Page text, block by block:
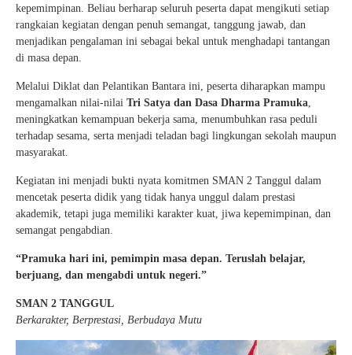
kepemimpinan. Beliau berharap seluruh peserta dapat mengikuti setiap
rangkaian kegiatan dengan penuh semangat, tanggung jawab, dan
menjadikan pengalaman ini sebagai bekal untuk menghadapi tantangan
di masa depan.
Melalui Diklat dan Pelantikan Bantara ini, peserta diharapkan mampu
mengamalkan nilai-nilai Tri Satya dan Dasa Dharma Pramuka
meningkatkan kemampuan bekerja sama, menumbuhkan rasa peduli
terhadap sesama, serta menjadi teladan bagi lingkungan sekolah maupun
masyarakat.
Kegiatan ini menjadi bukti nyata komitmen SMAN 2 Tanggul dalam
mencetak peserta didik yang tidak hanya unggul dalam prestasi
akademik, tetapi juga memiliki karakter kuat, jiwa kepemimpinan, dan
semangat pengabdian.
“Pramuka hari ini, pemimpin masa depan. Teruslah belajar,
berjuang, dan mengabdi untuk negeri.”
SMAN 2 TANGGUL
Berkarakter, Berprestasi, Berbudaya Mutu